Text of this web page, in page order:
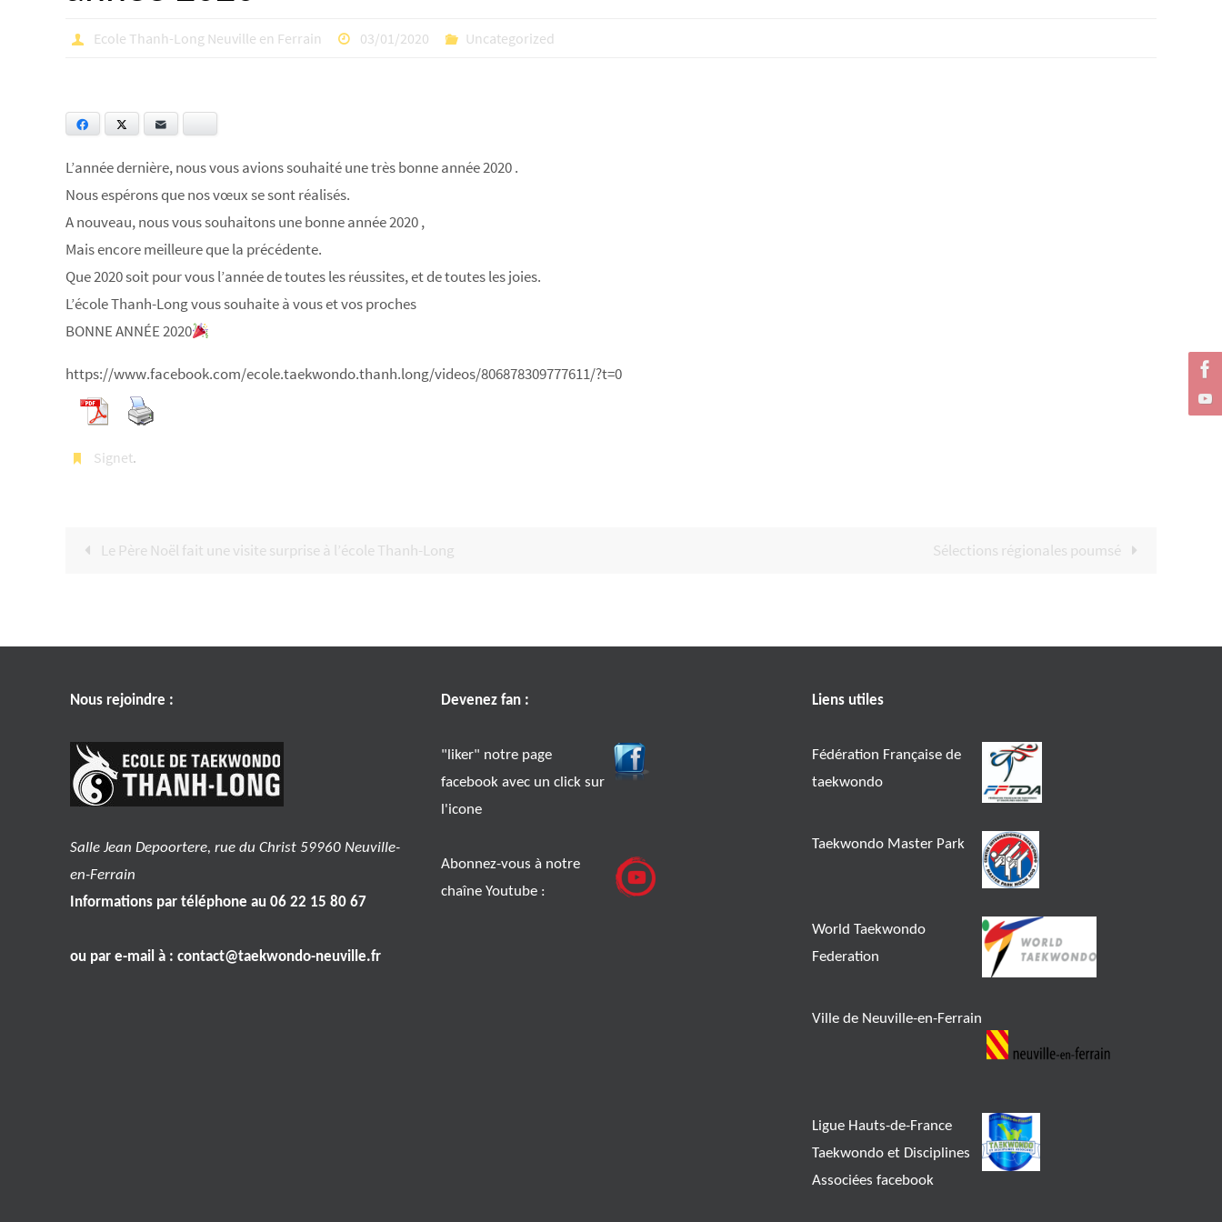
Ecole Thanh-Long Neuville en Ferrain 03/01/2020 Uncategorized
Facebook Twitter
L’année dernière, nous vous avions souhaité une très bonne année 2020 .
Nous espérons que nos vœux se sont réalisés.
A nouveau, nous vous souhaitons une bonne année 2020 ,
Mais encore meilleure que la précédente.
Que 2020 soit pour vous l’année de toutes les réussites, et de toutes les joies.
L’école Thanh-Long vous souhaite à vous et vos proches
BONNE ANNÉE 2020
https://www.facebook.com/ecole.taekwondo.thanh.long/videos/806878309777611/?t=0
Signet.
Le Père Noël fait une visite surprise à l’école Thanh-Long Sélections régionales poumsé
Nous rejoindre :
Salle Jean Depoortere, rue du Christ 59960 Neuville-
en-Ferrain
Informations par téléphone au 06 22 15 80 67
ou par e-mail à : contact@taekwondo-neuville.fr
Devenez fan :
"liker" notre page
facebook avec un click sur
l'icone
Abonnez-vous à notre
chaîne Youtube :
Liens utiles
Fédération Française de
taekwondo
Taekwondo Master Park
World Taekwondo
Federation
Ville de Neuville-en-Ferrain
Ligue Hauts-de-France
Taekwondo et Disciplines
Associées facebook